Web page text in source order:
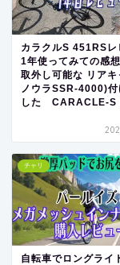
カラクルS 451RS
1年使ってみての感
取外し可能な リアキ
ノウラSSR-4000)付
した CARACLE-S
チャリ
自転車でロングライ